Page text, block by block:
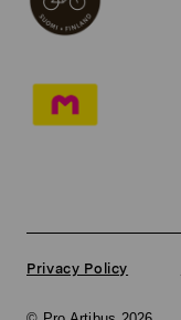
Privacy Policy